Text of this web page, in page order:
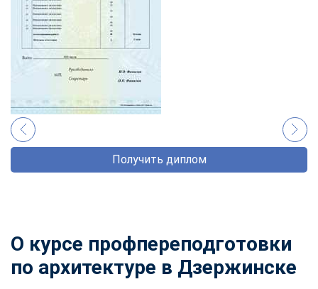
Получить диплом
О курсе профпереподготовки
по архитектуре в Дзержинске